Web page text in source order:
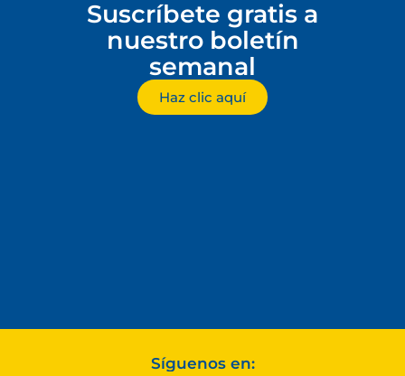
Suscríbete gratis a
nuestro boletín
semanal
Haz clic aquí
Síguenos en: